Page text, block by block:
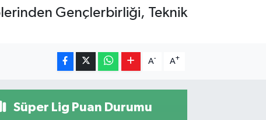
Gençlerbirliği, Teknik
A- A+
Süper Lig Puan Durumu